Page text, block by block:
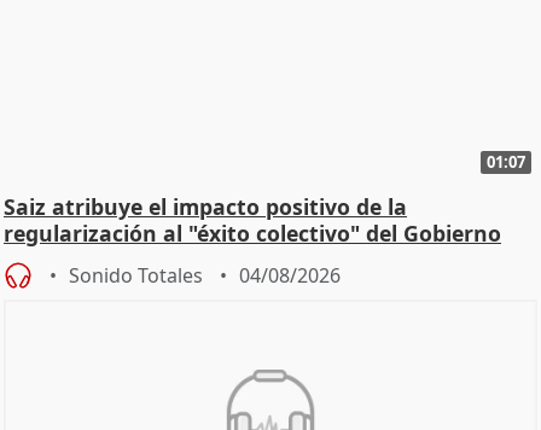
01:07
Saiz atribuye el impacto positivo de la
regularización al "éxito colectivo" del Gobierno
Sonido Totales 04/08/2026